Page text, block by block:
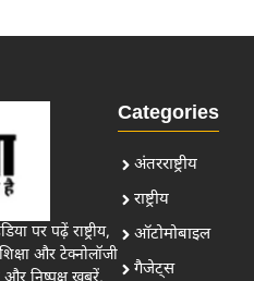
पर पढ़ें राष्ट्रीय,
और टेक्नोलॉजी
Categories
अंतरराष्ट्रीय
राष्ट्रीय
ऑटोमोबाइल
गैजेट्स